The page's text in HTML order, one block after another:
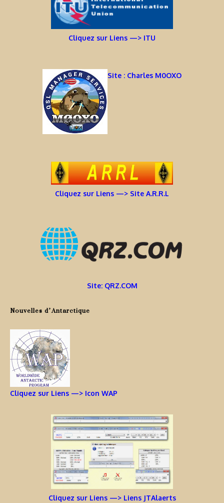
Cliquez sur Liens —> ITU
Site : Charles M0OXO
Cliquez sur Liens —> Site A.R.R.L
Site: QRZ.COM
Nouvelles d’Antarctique
Cliquez sur Liens —> Icon WAP
Cliquez sur Liens —> Liens JTAlaerts